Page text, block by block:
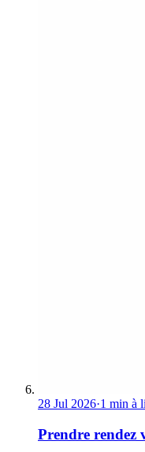
28 Jul 2026·1 min à
Prendre rendez